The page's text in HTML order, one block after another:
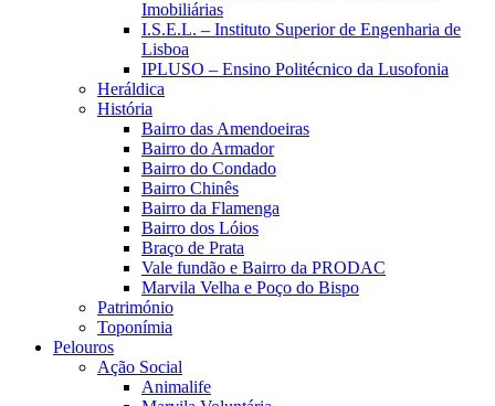
Imobiliárias
I.S.E.L. – Instituto Superior de Engenharia de
Lisboa
IPLUSO – Ensino Politécnico da Lusofonia
Heráldica
História
Bairro das Amendoeiras
Bairro do Armador
Bairro do Condado
Bairro Chinês
Bairro da Flamenga
Bairro dos Lóios
Braço de Prata
Vale fundão e Bairro da PRODAC
Marvila Velha e Poço do Bispo
Património
Toponímia
Pelouros
Ação Social
Animalife